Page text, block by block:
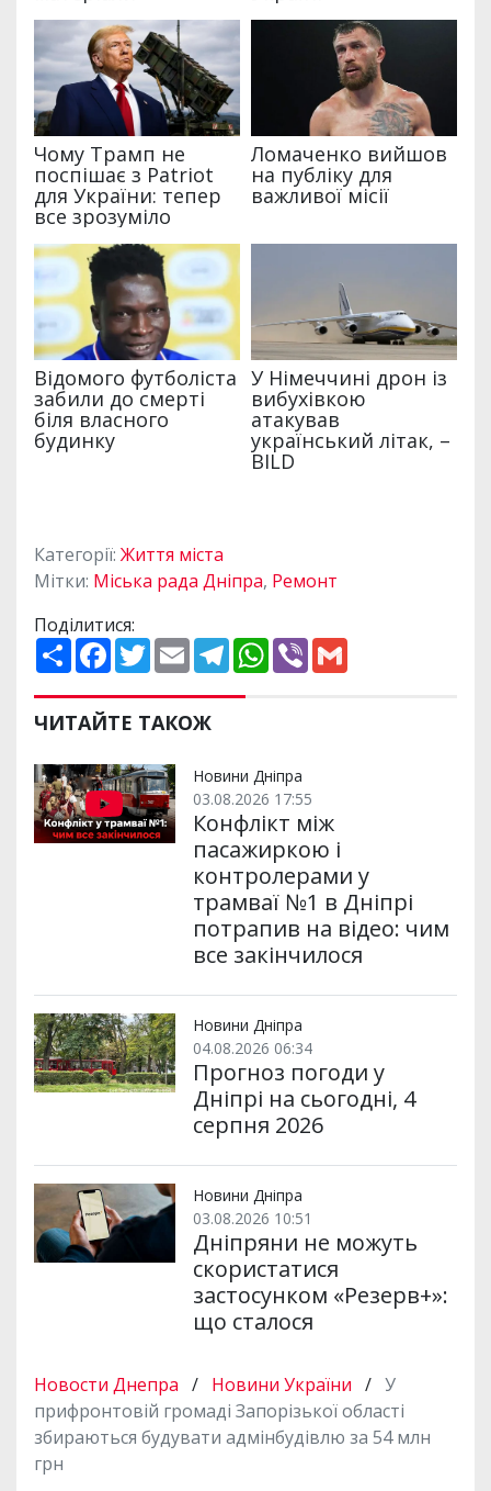
Категорії: Життя міста
Мітки: Міська рада Дніпра, Ремонт
Поділитися:
П
о
и
р
и
и
F
a
e
b
o
k
T
w
t
t
e
E
m
i
l
T
e
e
m
W
h
p
V
ЧИТАЙТЕ ТАКОЖ
Новини Дніпра
03.08.2026 17:55
Конфлікт між
пасажиркою і
контролерами у
трамваї №1 в Дніпрі
потрапив на відео: чим
все закінчилося
Новини Дніпра
04.08.2026 06:34
Прогноз погоди у
Дніпрі на сьогодні, 4
серпня 2026
Новини Дніпра
03.08.2026 10:51
Дніпряни не можуть
скористатися
застосунком «Резерв+»:
що сталося
Новости Днепра / Новини України / У
прифронтовій громаді Запорізької області
збираються будувати адмінбудівлю за 54 млн
грн